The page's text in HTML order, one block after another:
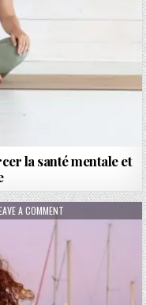
la santé mentale et
A COMMENTON LES CLÉS POUR